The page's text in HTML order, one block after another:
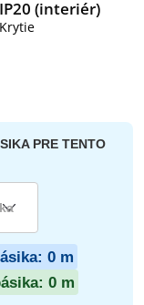
IP20 (interiér)
Krytie
PRE TENTO
0m
0m